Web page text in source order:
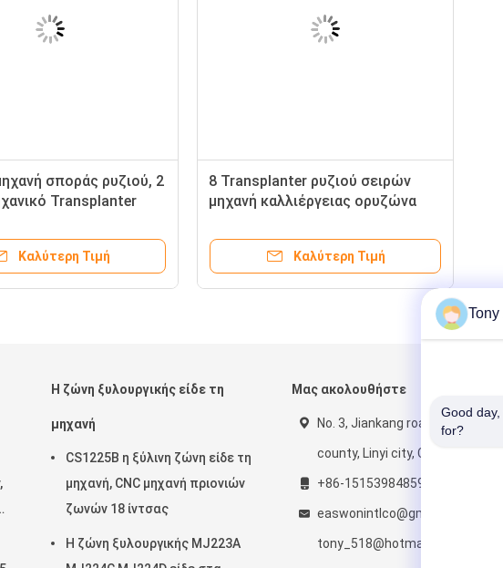
σποράς ρυζιού, 2
Transplanter
Καλύτερη Τιμή
8 Transplanter ρυζιού σειρών
μηχανή καλλιέργειας ορυζώνα
10.7mu/H
Καλύτερη Τιμή
Η ζώνη ξυλουργικής είδε τη
μηχανή
CS1225B η ξύλινη ζώνη είδε τη
μηχανή, CNC μηχανή πριονιών
ζωνών 18 ίντσας
Η ζώνη ξυλουργικής MJ223A
Μας ακολουθήστε
No. 3, Jiankang road, Yishui
county, Linyi city, China
+86-15153984859
easwonintlco@gmail.com;
tony_518@hotmail.com
Tony
Good
for?